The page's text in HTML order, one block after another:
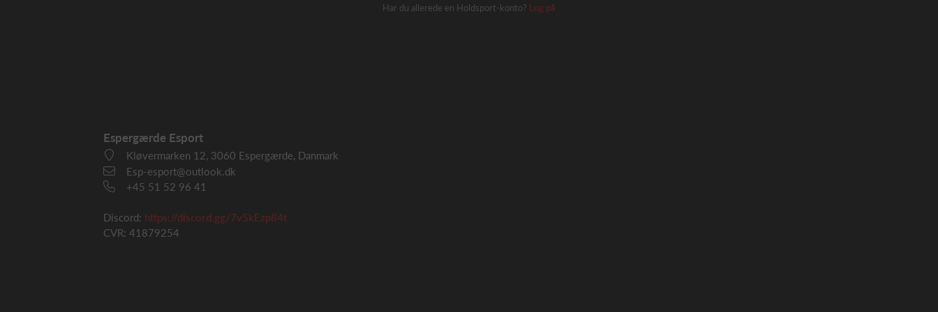
Har du allerede en Holdsport-konto? Log på
Espergærde Esport
Kløvermarken 12, 3060 Espergærde, Danmark
Esp-esport@outlook.dk
+45 51 52 96 41
Discord: https://discord.gg/7v5kEzp84t
CVR: 41879254